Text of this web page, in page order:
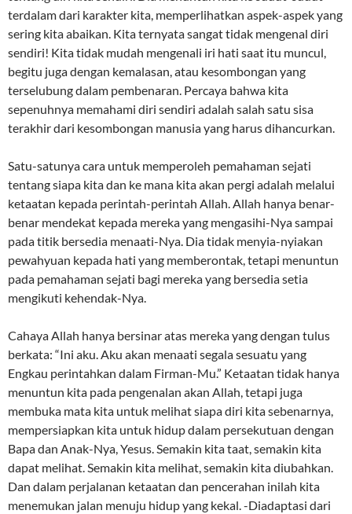
terdalam dari karakter kita, memperlihatkan aspek-aspek yang
sering kita abaikan. Kita ternyata sangat tidak mengenal diri
sendiri! Kita tidak mudah mengenali iri hati saat itu muncul,
begitu juga dengan kemalasan, atau kesombongan yang
terselubung dalam pembenaran. Percaya bahwa kita
sepenuhnya memahami diri sendiri adalah salah satu sisa
terakhir dari kesombongan manusia yang harus dihancurkan.
Satu-satunya cara untuk memperoleh pemahaman sejati
tentang siapa kita dan ke mana kita akan pergi adalah melalui
ketaatan kepada perintah-perintah Allah. Allah hanya benar-
benar mendekat kepada mereka yang mengasihi-Nya sampai
pada titik bersedia menaati-Nya. Dia tidak menyia-nyiakan
pewahyuan kepada hati yang memberontak, tetapi menuntun
pada pemahaman sejati bagi mereka yang bersedia setia
mengikuti kehendak-Nya.
Cahaya Allah hanya bersinar atas mereka yang dengan tulus
berkata: “Ini aku. Aku akan menaati segala sesuatu yang
Engkau perintahkan dalam Firman-Mu.” Ketaatan tidak hanya
menuntun kita pada pengenalan akan Allah, tetapi juga
membuka mata kita untuk melihat siapa diri kita sebenarnya,
mempersiapkan kita untuk hidup dalam persekutuan dengan
Bapa dan Anak-Nya, Yesus. Semakin kita taat, semakin kita
dapat melihat. Semakin kita melihat, semakin kita diubahkan.
Dan dalam perjalanan ketaatan dan pencerahan inilah kita
menemukan jalan menuju hidup yang kekal. -Diadaptasi dari